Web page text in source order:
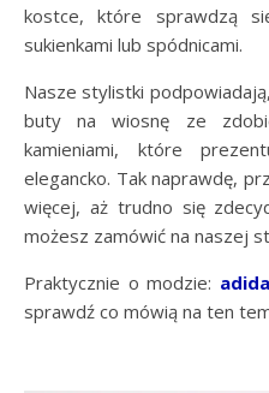
kostce, które sprawdzą
sukienkami lub spódnicami.
Nasze stylistki
buty na wiosnę ze
kamieniami, które
elegancko. Tak naprawdę,
więcej, aż trudno się
możesz zamówić na naszej
Praktycznie o modzie:
sprawdź co mówią na ten